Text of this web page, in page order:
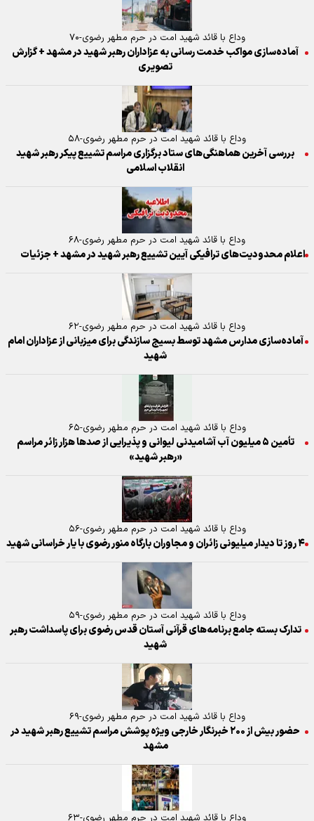
وداع با قائد شهید امت در حرم مطهر رضوی-۷۰
آماده‌سازی مواکب خدمت رسانی به عزاداران رهبر شهید در مشهد + گزارش
تصویری
وداع با قائد شهید امت در حرم مطهر رضوی-۵۸
بررسی آخرین هماهنگی‌های ستاد برگزاری مراسم تشییع پیکر رهبر شهید
انقلاب اسلامی
وداع با قائد شهید امت در حرم مطهر رضوی-۶۸
اعلام محدودیت‌های ترافیکی آیین تشییع رهبر شهید در مشهد + جزئیات
وداع با قائد شهید امت در حرم مطهر رضوی-۶۲
آماده‌سازی مدارس مشهد توسط بسیج سازندگی برای میزبانی از عزاداران امام
شهید
وداع با قائد شهید امت در حرم مطهر رضوی-۶۵
تأمین ۵ میلیون آب آشامیدنی لیوانی و پذیرایی از صد‌ها هزار زائر مراسم
«رهبر شهید»
وداع با قائد شهید امت در حرم مطهر رضوی-۵۶
۴ روز تا دیدار میلیونی زائران و مجاوران بارگاه منور رضوی با یار خراسانی شهید
وداع با قائد شهید امت در حرم مطهر رضوی-۵۹
تدارک بسته جامع برنامه‌های قرآنی آستان قدس رضوی برای پاسداشت رهبر
شهید
وداع با قائد شهید امت در حرم مطهر رضوی-۶۹
حضور بیش از ۲۰۰ خبرنگار خارجی ویژه پوشش مراسم تشییع رهبر شهید در
مشهد
وداع با قائد شهید امت در حرم مطهر رضوی-۶۳